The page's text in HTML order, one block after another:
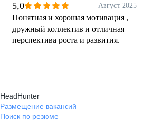
5,0
Август 2025
Понятная и хорошая мотивация ,
дружный коллектив и отличная
перспектива роста и развития.
HeadHunter
Размещение вакансий
Поиск по резюме